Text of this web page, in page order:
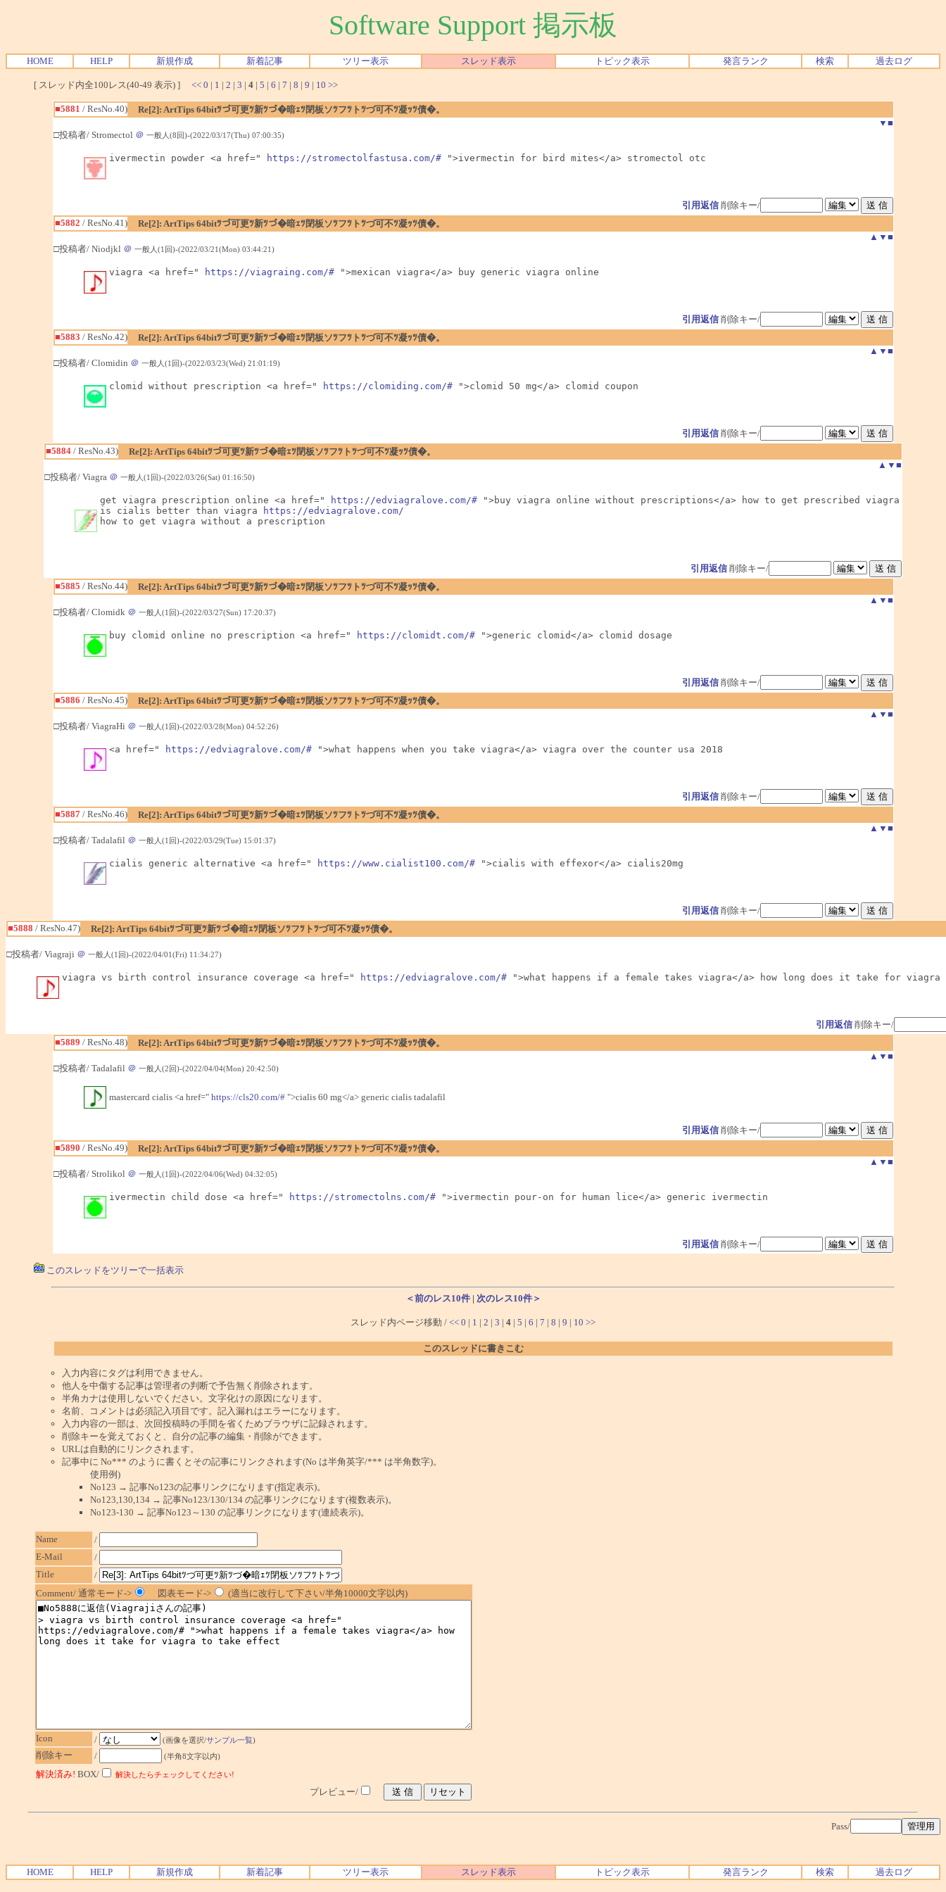
Software Support 掲示板
HOME HELP 新規作成 新着記事 ツリー表示 スレッド表示 トピック表示 発言ランク 検索 過去ログ
[ スレッド内全100レス(40-49 表示) ] << 0 | 1 | 2 | 3 | 4 | 5 | 6 | 7 | 8 | 9 | 10 >>
■5881 / ResNo.40)
Re[2]: ArtTips 64bitﾂづ可更ﾂ新ﾂづ�暗ｪﾂ閉板ソﾂフﾂトﾂづ可不ﾂ凝ｯﾂ債�。
▼ ■
□投稿者/ Stromectol ＠ 一般人(8回)-(2022/03/17(Thu) 07:00:35)
ivermectin powder <a href=" https://stromectolfastusa.com/# ">ivermectin for bird mites</a> stromectol otc
引用返信 削除キー/
■5882 / ResNo.41)
Re[2]: ArtTips 64bitﾂづ可更ﾂ新ﾂづ�暗ｪﾂ閉板ソﾂフﾂトﾂづ可不ﾂ凝ｯﾂ債�。
▲ ▼ ■
□投稿者/ Niodjkl ＠ 一般人(1回)-(2022/03/21(Mon) 03:44:21)
viagra <a href=" https://viagraing.com/# ">mexican viagra</a> buy generic viagra online
引用返信 削除キー/
■5883 / ResNo.42)
Re[2]: ArtTips 64bitﾂづ可更ﾂ新ﾂづ�暗ｪﾂ閉板ソﾂフﾂトﾂづ可不ﾂ凝ｯﾂ債�。
▲ ▼ ■
□投稿者/ Clomidin ＠ 一般人(1回)-(2022/03/23(Wed) 21:01:19)
clomid without prescription <a href=" https://clomiding.com/# ">clomid 50 mg</a> clomid coupon
引用返信 削除キー/
■5884 / ResNo.43)
Re[2]: ArtTips 64bitﾂづ可更ﾂ新ﾂづ�暗ｪﾂ閉板ソﾂフﾂトﾂづ可不ﾂ凝ｯﾂ債�。
▲ ▼ ■
□投稿者/ Viagra ＠ 一般人(1回)-(2022/03/26(Sat) 01:16:50)
get viagra prescription online <a href=" https://edviagralove.com/# ">buy viagra online without prescriptions</a> how to get prescribed viagra
is cialis better than viagra
https://edviagralove.com/
how to get viagra without a prescription
引用返信 削除キー/
■5885 / ResNo.44)
Re[2]: ArtTips 64bitﾂづ可更ﾂ新ﾂづ�暗ｪﾂ閉板ソﾂフﾂトﾂづ可不ﾂ凝ｯﾂ債�。
▲ ▼ ■
□投稿者/ Clomidk ＠ 一般人(1回)-(2022/03/27(Sun) 17:20:37)
buy clomid online no prescription <a href=" https://clomidt.com/# ">generic clomid</a> clomid dosage
引用返信 削除キー/
■5886 / ResNo.45)
Re[2]: ArtTips 64bitﾂづ可更ﾂ新ﾂづ�暗ｪﾂ閉板ソﾂフﾂトﾂづ可不ﾂ凝ｯﾂ債�。
▲ ▼ ■
□投稿者/ ViagraHi ＠ 一般人(1回)-(2022/03/28(Mon) 04:52:26)
<a href=" https://edviagralove.com/# ">what happens when you take viagra</a> viagra over the counter usa 2018
引用返信 削除キー/
■5887/ ResNo.46)
Re[2]: ArtTips 64bitﾂづ可更ﾂ新ﾂづ�暗ｪﾂ閉板ソﾂフﾂトﾂづ可不ﾂ凝ｯﾂ債�。
▲ ▼ ■
□投稿者/ Tadalafil ＠ 一般人(1回)-(2022/03/29(Tue) 15:01:37)
cialis generic alternative <a href=" https://www.cialist100.com/# ">cialis with effexor</a> cialis20mg
引用返信 削除キー/
■5888 / ResNo.47) Re[2]: ArtTips 64bitﾂづ可更ﾂ新ﾂづ�暗ｪﾂ閉板ソﾂフﾂトﾂづ可不ﾂ凝ｯﾂ債�。
□投稿者/ Viagraji ＠ 一般人(1回)-(2022/04/01(Fri) 11:34:27)
viagra vs birth control insurance coverage <a href=" https://edviagralove.com/# ">what happens if a female takes viagra</a> how long does it take for
引用返信 削除キー/
■5889 / ResNo.48)
Re[2]: ArtTips 64bitﾂづ可更ﾂ新ﾂづ�暗ｪﾂ閉板ソﾂフﾂトﾂづ可不ﾂ凝ｯﾂ債�。
▲ ▼ ■
□投稿者/ Tadalafil ＠ 一般人(2回)-(2022/04/04(Mon) 20:42:50)
mastercard cialis <a href=" https://cls20.com/#">cialis 60 mg</a> generic cialis tadalafil
引用返信 削除キー/
■5890 / ResNo.49)
Re[2]: ArtTips 64bitﾂづ可更ﾂ新ﾂづ�暗ｪﾂ閉板ソﾂフﾂトﾂづ可不ﾂ凝ｯﾂ債�。
▲ ▼ ■
□投稿者/ Strolikol ＠ 一般人(1回)-(2022/04/06(Wed) 04:32:05)
ivermectin child dose <a href=" https://stromectolns.com/# ">ivermectin pour-on for human lice</a> generic ivermectin
引用返信 削除キー/
このスレッドをツリーで一括表示
＜前のレス10件| 次のレス10件＞
スレッド内ページ移動 / << 0 | 1 | 2 | 3 | 4 | 5 | 6 | 7 | 8 | 9 | 10 >>
このスレッドに書きこむ
入力内容にタグは利用できません。
他人を中傷する記事は管理者の判断で予告無く削除されます。
半角カナは使用しないでください。文字化けの原因になります。
名前、コメントは必須記入項目です。記入漏れはエラーになります。
入力内容の一部は、次回投稿時の手間を省くためブラウザに記録されます。
削除キーを覚えておくと、自分の記事の編集・削除ができます。
URLは自動的にリンクされます。
記事中に No*** のように書くとその記事にリンクされます(No は半角英字/*** は半角数字)。
使用例)
No123 → 記事No123の記事リンクになります(指定表示)。
No123,130,134 → 記事No123/130/134 の記事リンクになります(複数表示)。
No123-130 → 記事No123～130 の記事リンクになります(連続表示)。
Name
/
E-Mail
/
Title
/
Comment/ 通常モード->
図表モード-> (適当に改行して下さい/半角10000文字以内)
Icon / (画像を選択/サンプル一覧)
削除キー / (半角8文字以内)
解決済み! BOX/ 解決したらチェックしてください!
プレビュー/
Pass/
HOME HELP 新規作成 新着記事 ツリー表示 スレッド表示 トピック表示 発言ランク 検索 過去ログ